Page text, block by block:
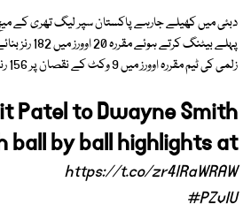
دبئی میں کھیلے جارہے پاکستان سپر لیگ تھری کے میچ
پہلے بیٹنگ
زلمی کی ٹیم مقررہ اوورز میں 9 وکٹ کے نقصان پر 156 رنز بناسکی۔
Patel to Dwayne Smith
ball by ball highlights at
https://t.co/zr4lRaWRAW
#PZvIU